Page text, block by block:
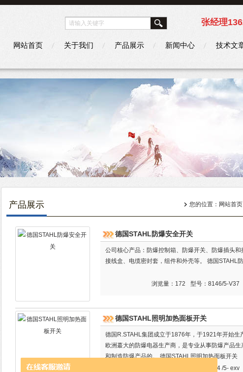
张经理
网站首页 关于我们 产品展示 新闻中心 技术文
产品展示 您的位置： 网站首页
德国STAHL防爆安全开关
公司核心产品：防爆控制箱、防爆开关、防爆插头
接线盒、电缆密封套，组件和外壳等。 德国STAHL
型号：8146/5-V37
浏览量：172
德国STAHL照明加热面板开关
德国R.STAHL集团成立于1876年，于1921年开始生
欧洲蕞大的防爆电器生产商，是专业从事防爆产品
和制造防爆产品的。 德国STAHL照明加热面板开关
型号：8264 /5- exv